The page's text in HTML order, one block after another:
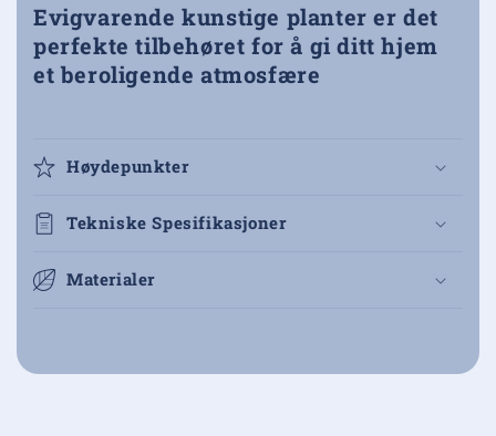
Evigvarende kunstige planter er det
perfekte tilbehøret for å gi ditt hjem
et beroligende atmosfære
Høydepunkter
Tekniske Spesifikasjoner
Materialer